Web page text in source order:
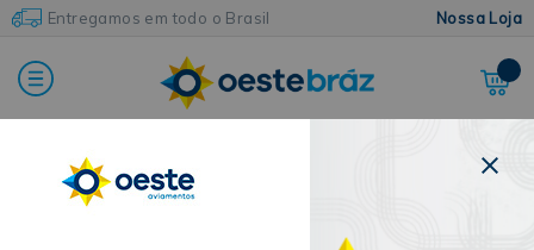
Entregamos em todo o Brasil Nossa Loja
FILTRAR POR